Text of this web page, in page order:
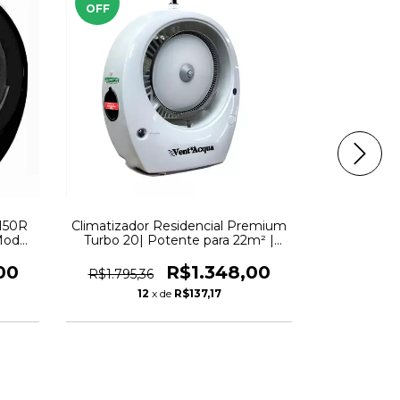
OFF
Climatizador Residencial Premium
Turbo 20| Potente para 22m² |
R$1.795,36
R$1.348,00
12 x de R$137,17